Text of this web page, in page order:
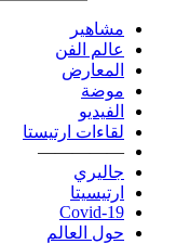
مشاهير
عالم الفن
المعارض
موضة
الفيديو
لقاءات ارتيستا
—————
جاليري
ارتيسيتا
Covid-19
حول العالم